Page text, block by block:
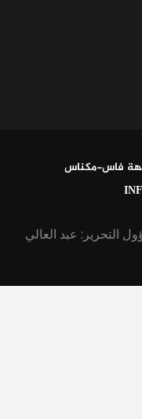
فاس-مكناس
التحرير: عبد العالي